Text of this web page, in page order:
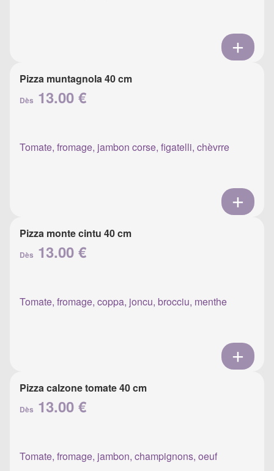
Pizza muntagnola 40 cm
Dès 13.00 €
Tomate, fromage, jambon corse, figatelli, chèvrre
Pizza monte cintu 40 cm
Dès 13.00 €
Tomate, fromage, coppa, joncu, brocciu, menthe
Pizza calzone tomate 40 cm
Dès 13.00 €
Tomate, fromage, jambon, champignons, oeuf